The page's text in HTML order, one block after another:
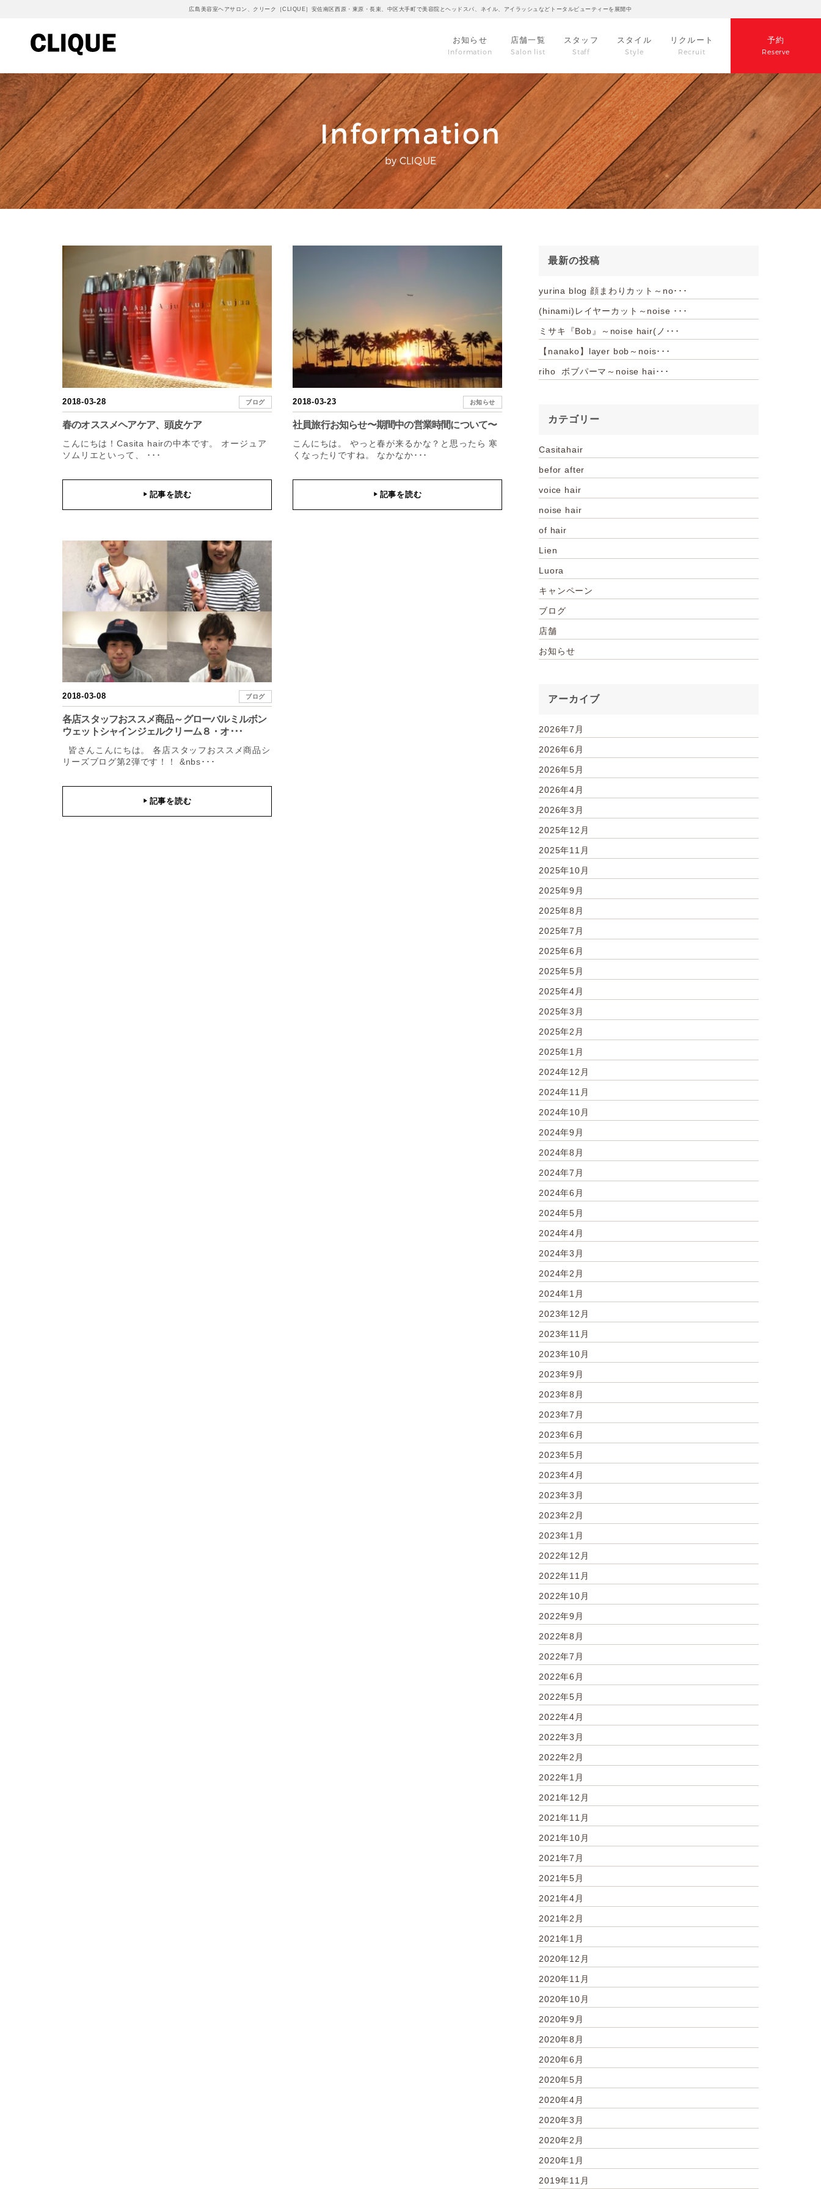
広島美容室ヘアサロン、クリーク［CLIQUE］安佐南区西原・東原・長束、中区大手町で美容院とヘッドスパ、ネイル、アイラッシュなどトータルビューティーを展開中
お知らせ
Information
店舗一覧
Salon list
スタッフ
Staff
スタイル
Style
リクルート
Recruit
予約
Reserve
Information
by CLIQUE
2018-03-28 ブログ
春のオススメヘアケア、頭皮ケア
こんにちは！Casita hairの中本です。 オージュア
ソムリエといって、 ･･･
▶ 記事を読む
2018-03-23 お知らせ
社員旅行お知らせ〜期間中の営業時間について〜
こんにちは。 やっと春が来るかな？と思ったら 寒
くなったりですね。 なかなか･･･
▶ 記事を読む
2018-03-08 ブログ
各店スタッフおススメ商品～グローバルミルボン
ウェットシャインジェルクリーム８・オ･･･
皆さんこんにちは。 各店スタッフおススメ商品シ
リーズブログ第2弾です！！ &nbs･･･
▶ 記事を読む
最新の投稿
yurina blog 顔まわりカット～no･･･
(hinami)レイヤーカット～noise ･･･
ミサキ『Bob』～noise hair(ノ･･･
【nanako】layer bob～nois･･･
riho ボブパーマ～noise hai･･･
カテゴリー
Casitahair
befor after
voice hair
noise hair
of hair
Lien
Luora
キャンペーン
ブログ
店舗
お知らせ
アーカイブ
2026年7月
2026年6月
2026年5月
2026年4月
2026年3月
2025年12月
2025年11月
2025年10月
2025年9月
2025年8月
2025年7月
2025年6月
2025年5月
2025年4月
2025年3月
2025年2月
2025年1月
2024年12月
2024年11月
2024年10月
2024年9月
2024年8月
2024年7月
2024年6月
2024年5月
2024年4月
2024年3月
2024年2月
2024年1月
2023年12月
2023年11月
2023年10月
2023年9月
2023年8月
2023年7月
2023年6月
2023年5月
2023年4月
2023年3月
2023年2月
2023年1月
2022年12月
2022年11月
2022年10月
2022年9月
2022年8月
2022年7月
2022年6月
2022年5月
2022年4月
2022年3月
2022年2月
2022年1月
2021年12月
2021年11月
2021年10月
2021年7月
2021年5月
2021年4月
2021年2月
2021年1月
2020年12月
2020年11月
2020年10月
2020年9月
2020年8月
2020年6月
2020年5月
2020年4月
2020年3月
2020年2月
2020年1月
2019年11月